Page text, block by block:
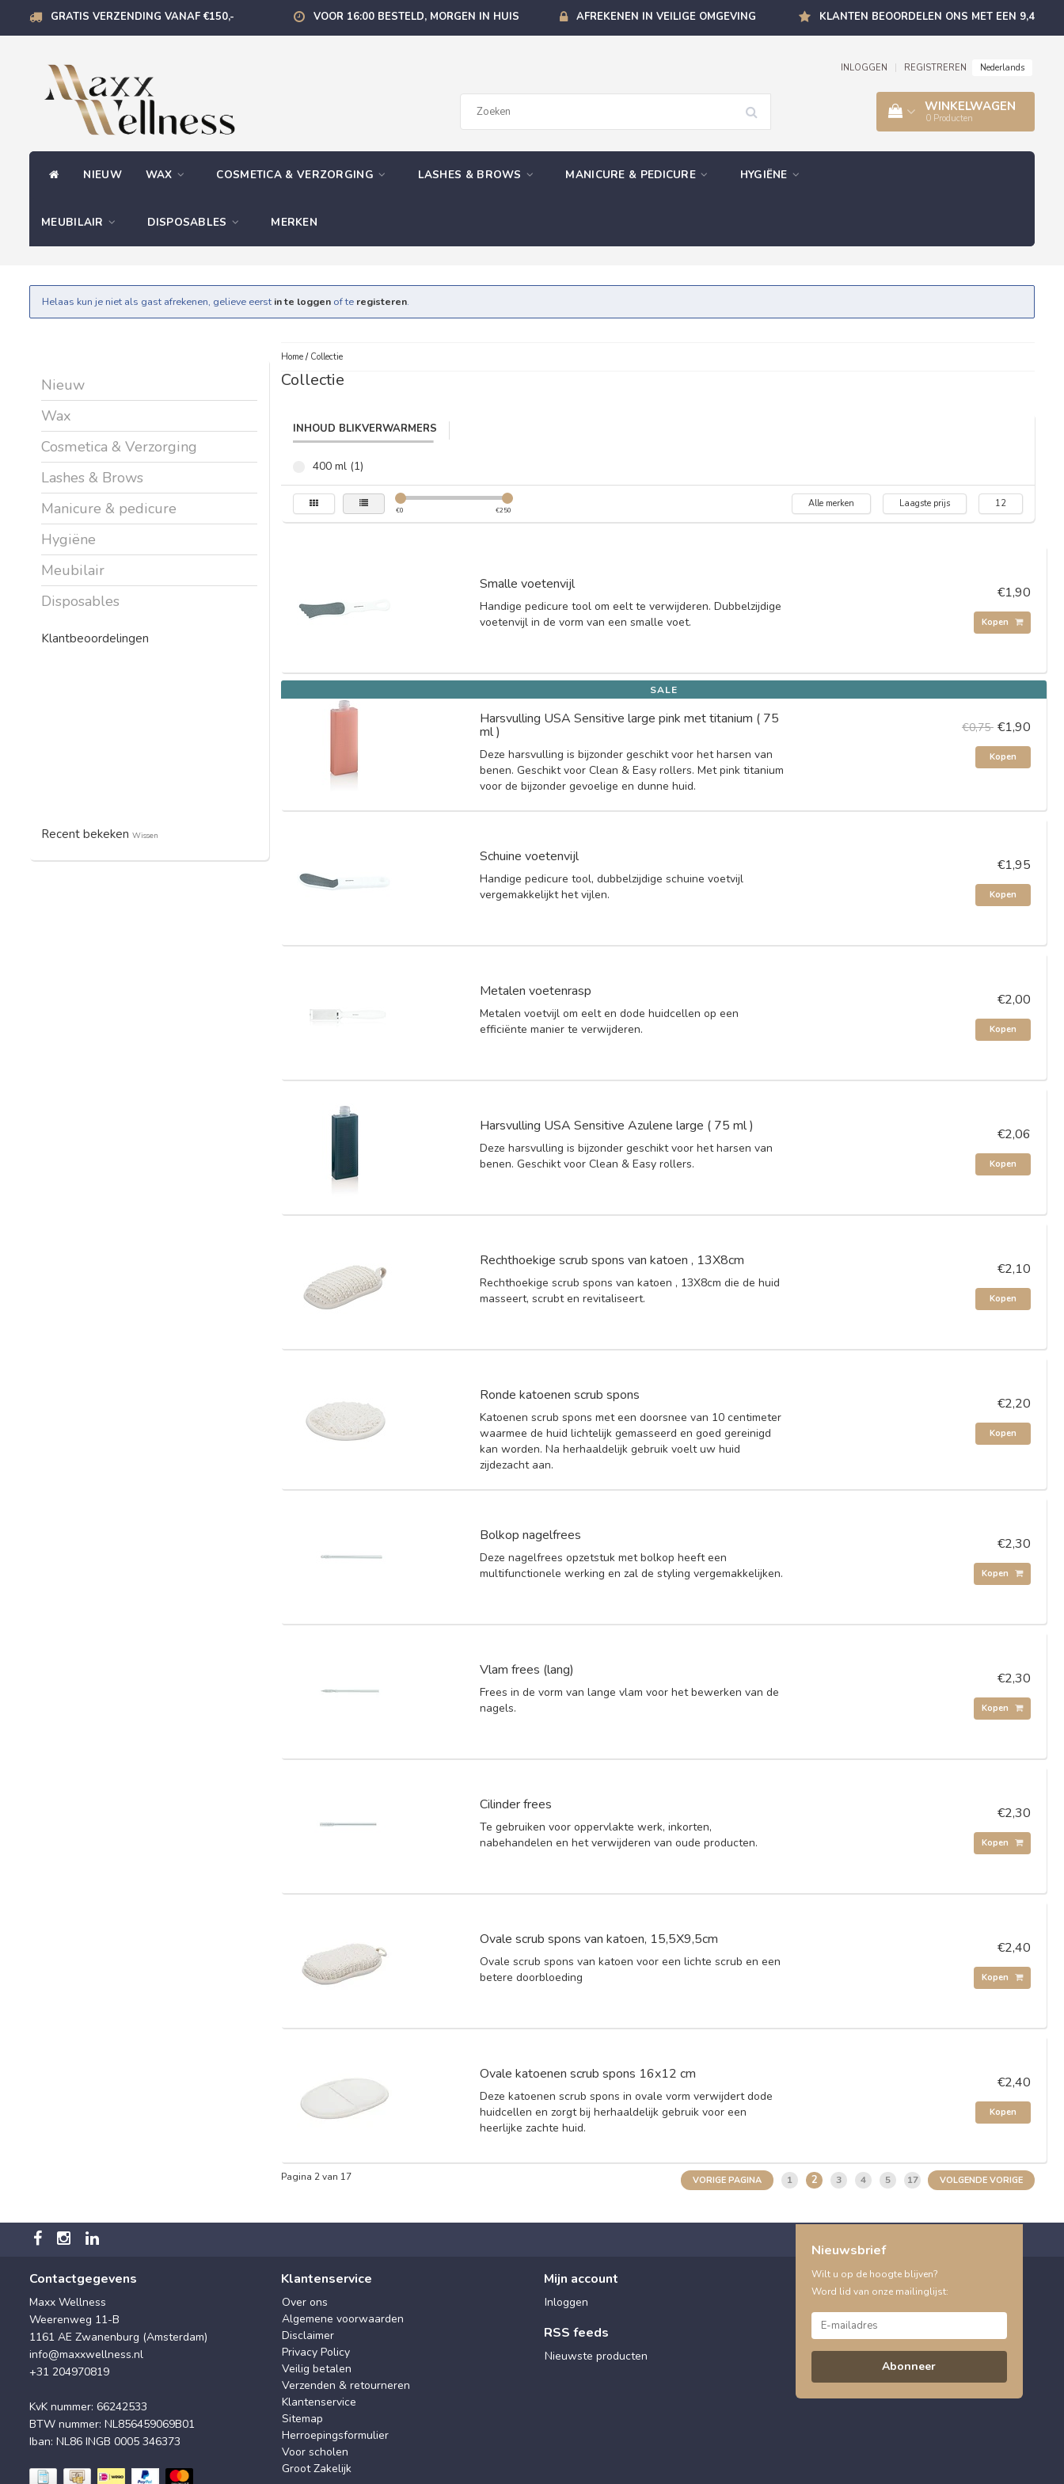
GRATIS VERZENDING VANAF €150,- VOOR 16:00 BESTELD, MORGEN IN HUIS AFREKENEN IN VEILIGE OMGEVING KLANTEN BEOORDELEN ONS MET EEN 9,4
INLOGGEN REGISTREREN Nederlands
WINKELWAGEN
0 Producten
NIEUW WAX COSMETICA & VERZORGING LASHES & BROWS MANICURE & PEDICURE HYGIËNE
MEUBILAIR DISPOSABLES MERKEN
Helaas kun je niet als gast afrekenen, gelieve eerst in te loggen of te registeren.
Nieuw
Wax
Cosmetica & Verzorging
Lashes & Brows
Manicure & pedicure
Hygiëne
Meubilair
Disposables
Klantbeoordelingen
Recent bekeken Wissen
Home/ Collectie
Collectie
INHOUD BLIKVERWARMERS
400 ml (1)
€0 €250
Alle merken Laagste prijs 12
Smalle voetenvijl
Handige pedicure tool om eelt te verwijderen. Dubbelzijdige
voetenvijl in de vorm van een smalle voet.
€1,90
Kopen
SALE
Harsvulling USA Sensitive large pink met titanium ( 75
ml )
Deze harsvulling is bijzonder geschikt voor het harsen van
benen. Geschikt voor Clean & Easy rollers. Met pink titanium
voor de bijzonder gevoelige en dunne huid.
€0,75 €1,90
Kopen
Schuine voetenvijl
Handige pedicure tool, dubbelzijdige schuine voetvijl
vergemakkelijkt het vijlen.
€1,95
Kopen
Metalen voetenrasp
Metalen voetvijl om eelt en dode huidcellen op een
efficiënte manier te verwijderen.
€2,00
Kopen
Harsvulling USA Sensitive Azulene large ( 75 ml )
Deze harsvulling is bijzonder geschikt voor het harsen van
benen. Geschikt voor Clean & Easy rollers.
€2,06
Kopen
Rechthoekige scrub spons van katoen , 13X8cm
Rechthoekige scrub spons van katoen , 13X8cm die de huid
masseert, scrubt en revitaliseert.
€2,10
Kopen
Ronde katoenen scrub spons
Katoenen scrub spons met een doorsnee van 10 centimeter
waarmee de huid lichtelijk gemasseerd en goed gereinigd
kan worden. Na herhaaldelijk gebruik voelt uw huid
zijdezacht aan.
€2,20
Kopen
Bolkop nagelfrees
Deze nagelfrees opzetstuk met bolkop heeft een
multifunctionele werking en zal de styling vergemakkelijken.
€2,30
Kopen
Vlam frees (lang)
Frees in de vorm van lange vlam voor het bewerken van de
nagels.
€2,30
Kopen
Cilinder frees
Te gebruiken voor oppervlakte werk, inkorten,
nabehandelen en het verwijderen van oude producten.
€2,30
Kopen
Ovale scrub spons van katoen, 15,5X9,5cm
Ovale scrub spons van katoen voor een lichte scrub en een
betere doorbloeding
€2,40
Kopen
Ovale katoenen scrub spons 16x12 cm
Deze katoenen scrub spons in ovale vorm verwijdert dode
huidcellen en zorgt bij herhaaldelijk gebruik voor een
heerlijke zachte huid.
€2,40
Kopen
Pagina 2 van 17 VORIGE PAGINA 1 2 3 4 5 17 VOLGENDE VORIGE
Contactgegevens
Maxx Wellness
Weerenweg 11-B
1161 AE Zwanenburg (Amsterdam)
info@maxxwellness.nl
+31 204970819
KvK nummer: 66242533
BTW nummer: NL856459069B01
Iban: NL86 INGB 0005 346373
Klantenservice
Over ons
Algemene voorwaarden
Disclaimer
Privacy Policy
Veilig betalen
Verzenden & retourneren
Klantenservice
Sitemap
Herroepingsformulier
Voor scholen
Groot Zakelijk
Mijn account
Inloggen
RSS feeds
Nieuwste producten
Nieuwsbrief
Wilt u op de hoogte blijven?
Word lid van onze mailinglijst:
Abonneer